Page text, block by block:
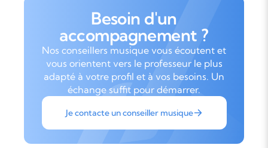
Besoin d'un
accompagnement ?
Nos conseillers musique vous écoutent et
vous orientent vers le professeur le plus
adapté à votre profil et à vos besoins. Un
échange suffit pour démarrer.
Je contacte un conseiller musique